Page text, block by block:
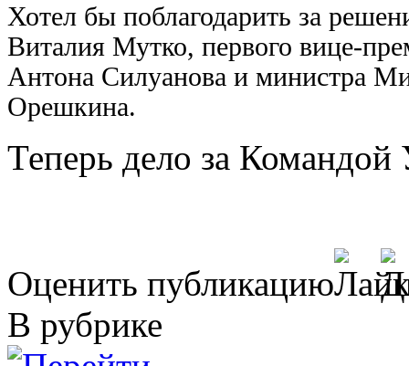
Хотел бы поблагодарить за
Виталия Мутко, первого вице-
Антона Силуанова и министра
Орешкина.
Теперь дело за
Оценить публикацию
В рубрике